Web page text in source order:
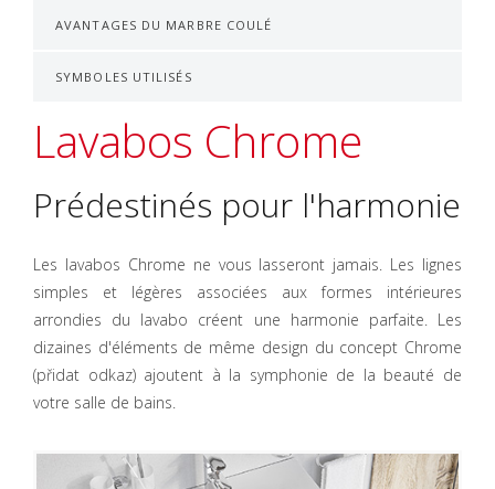
AVANTAGES DU MARBRE COULÉ
SYMBOLES UTILISÉS
Lavabos Chrome
Prédestinés pour l'harmonie
Les lavabos Chrome ne vous lasseront jamais. Les lignes
simples et légères associées aux formes intérieures
arrondies du lavabo créent une harmonie parfaite. Les
dizaines d'éléments de même design du concept Chrome
(přidat odkaz) ajoutent à la symphonie de la beauté de
votre salle de bains.